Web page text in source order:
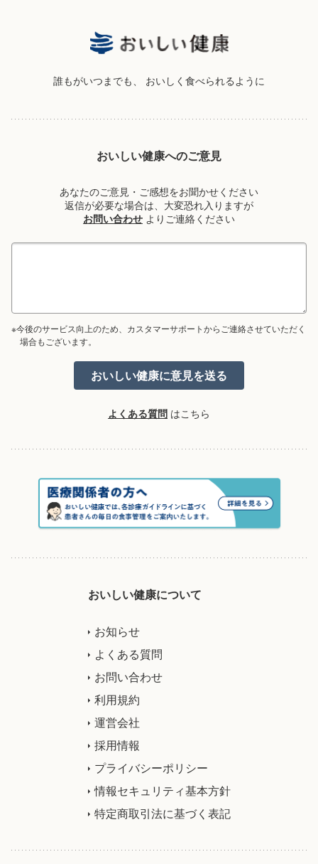
誰もがいつまでも、 おいしく食べられるように
おいしい健康へのご意見
あなたのご意見・ご感想をお聞かせください
返信が必要な場合は、大変恐れ入りますが
お問い合わせ よりご連絡ください
※今後のサービス向上のため、カスタマーサポートからご連絡させていただく
場合もございます。
よくある質問 はこちら
おいしい健康について
お知らせ
よくある質問
お問い合わせ
利用規約
運営会社
採用情報
プライバシーポリシー
情報セキュリティ基本方針
特定商取引法に基づく表記